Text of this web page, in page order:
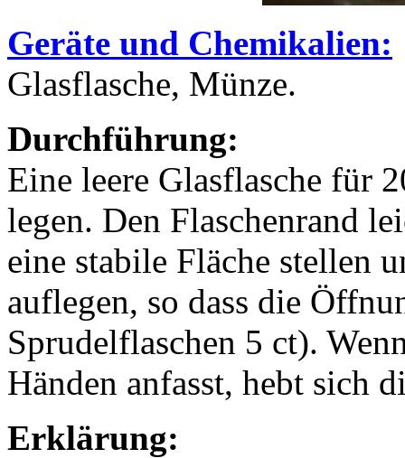
Geräte und Chemikalien:
Glasflasche, Münze.
Durchführung:
Eine leere Glasflasche für
legen. Den Flaschenrand
eine stabile Fläche stellen
auflegen, so dass die
Sprudelflaschen 5 ct).
Händen anfasst, hebt sich
Erklärung: